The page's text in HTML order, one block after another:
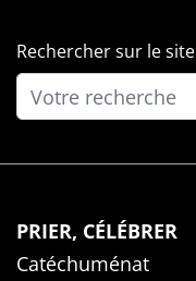
Rechercher sur le site
PRIER, CÉLÉBRER
Catéchuménat